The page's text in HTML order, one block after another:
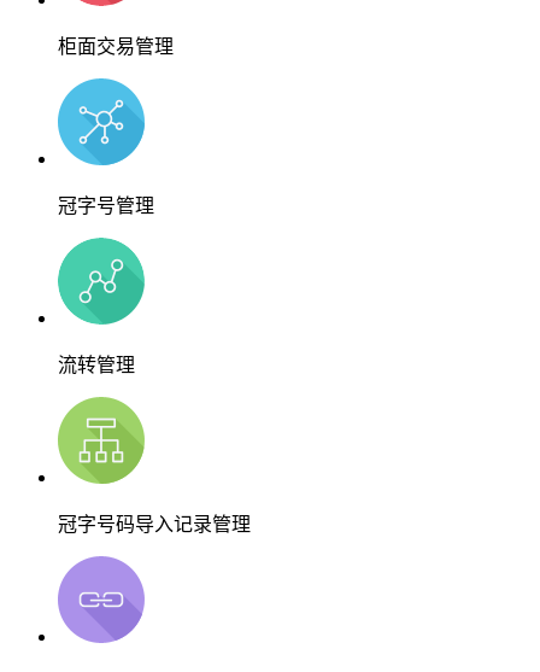
柜面交易管理
冠字号管理
流转管理
冠字号码导入记录管理